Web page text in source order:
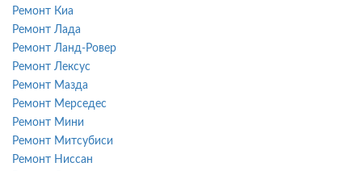
Ремонт Киа
Ремонт Лада
Ремонт Ланд-Ровер
Ремонт Лексус
Ремонт Мазда
Ремонт Мерседес
Ремонт Мини
Ремонт Митсубиси
Ремонт Ниссан